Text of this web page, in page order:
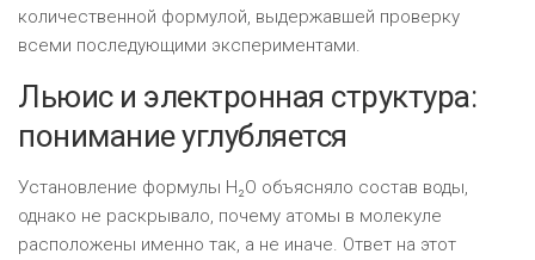
количественной формулой, выдержавшей проверку
всеми последующими экспериментами.
Льюис и электронная структура:
понимание углубляется
Установление формулы H₂O объясняло состав воды,
однако не раскрывало, почему атомы в молекуле
расположены именно так, а не иначе. Ответ на этот